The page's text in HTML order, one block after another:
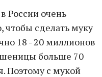
России очень
чтобы сделать муку
18 - 20 миллионов
больше 70
Поэтому с мукой